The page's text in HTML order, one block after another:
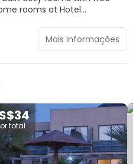
rooms at Hotel
bed, LED TV with 48-inch
Mais informações
total